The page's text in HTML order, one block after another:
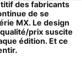
des fabricants
de se
MX. Le design
prix suscite
édition. Et ce